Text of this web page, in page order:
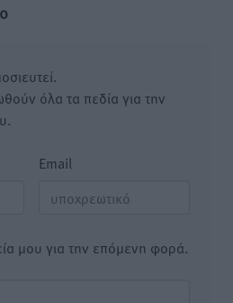
όλα τα πεδία για την
Email
μου για την επόμενη φορά.